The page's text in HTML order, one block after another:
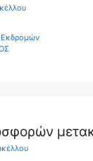
Εκδρομών